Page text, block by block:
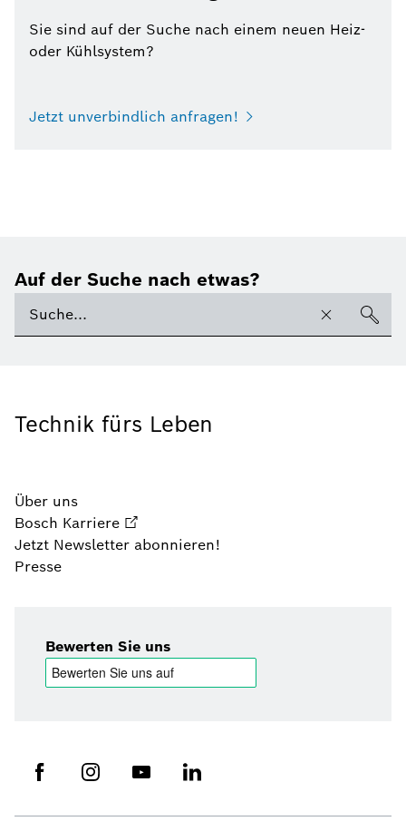
Sie sind auf der Suche nach einem neuen Heiz-
oder Kühlsystem?
Jetzt unverbindlich anfragen!
Auf der Suche nach etwas?
Technik fürs Leben
Über uns
Bosch Karriere
Jetzt Newsletter abonnieren!
Presse
Bewerten Sie uns